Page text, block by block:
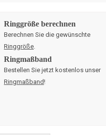
Ringgröße berechnen
Berechnen Sie die gewünschte
Ringgröße.
Ringmaßband
Bestellen Sie jetzt kostenlos unser
Ringmaßband!